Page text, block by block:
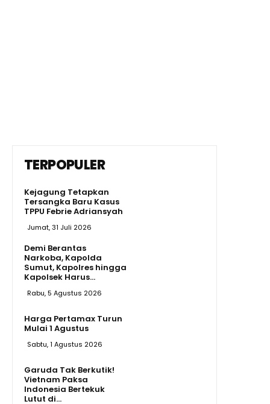
TERPOPULER
Kejagung Tetapkan
Tersangka Baru Kasus
TPPU Febrie Adriansyah
Jumat, 31 Juli 2026
Demi Berantas
Narkoba, Kapolda
Sumut, Kapolres hingga
Kapolsek Harus...
Rabu, 5 Agustus 2026
Harga Pertamax Turun
Mulai 1 Agustus
Sabtu, 1 Agustus 2026
Garuda Tak Berkutik!
Vietnam Paksa
Indonesia Bertekuk
Lutut di...